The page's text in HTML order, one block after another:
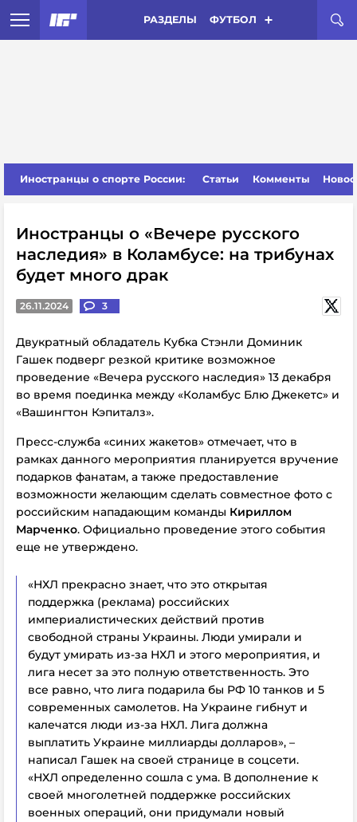
РАЗДЕЛЫ ФУТБОЛ
Иностранцы о спорте России: Статьи Комменты
Иностранцы о «Вечере русского
наследия» в Коламбусе: на трибунах
будет много драк
26.11.2024 3
Двукратный обладатель Кубка Стэнли Доминик
Гашек подверг резкой критике возможное
проведение «Вечера русского наследия» 13 декабря
во время поединка между «Коламбус Блю Джекетс» и
«Вашингтон Кэпиталз».
Пресс-служба «синих жакетов» отмечает, что в
рамках данного мероприятия планируется вручение
подарков фанатам, а также предоставление
возможности желающим сделать совместное фото с
российским нападающим команды Кириллом
Марченко. Официально проведение этого события
еще не утверждено.
«НХЛ прекрасно знает, что это открытая
поддержка (реклама) российских
империалистических действий против
свободной страны Украины. Люди умирали и
будут умирать из-за НХЛ и этого мероприятия, и
лига несет за это полную ответственность. Это
все равно, что лига подарила бы РФ 10 танков и 5
современных самолетов. На Украине гибнут и
калечатся люди из-за НХЛ. Лига должна
выплатить Украине миллиарды долларов», –
написал Гашек на своей странице в соцсети.
«НХЛ определенно сошла с ума. В дополнение к
своей многолетней поддержке российских
военных операций, они придумали новый